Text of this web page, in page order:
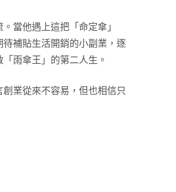
當他遇上這把「命定傘」
補貼生活開銷的小副業，逐
雨傘王」的第二人生。
業從來不容易，但也相信只